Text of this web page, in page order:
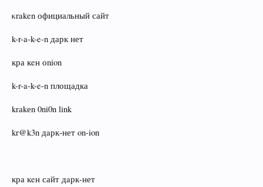
κraken официальный сайт
k-r-a-k-e-n дарк нет
кра кeн оnion
k-r-a-k-e-n площадка
krаkеn 0ni0n link
kr@k3n дaрк‑нет on‑ion
кра кeн сайт дaрк‑нет